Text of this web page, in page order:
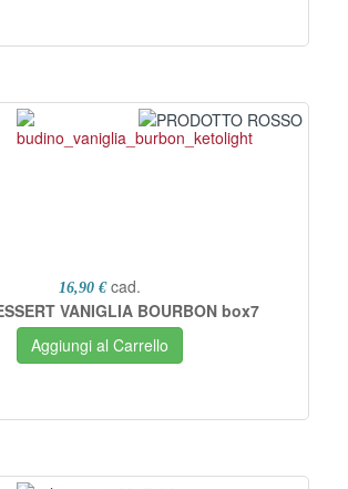
16,90 € cad.
VANIGLIA BOURBON box7
Aggiungi al Carrello